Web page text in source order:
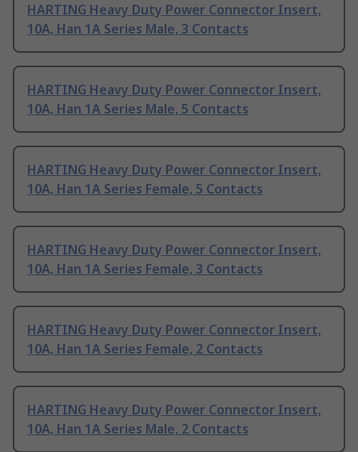
HARTING Heavy Duty Power Connector Insert,
10A, Han 1A Series Male, 3 Contacts
HARTING Heavy Duty Power Connector Insert,
10A, Han 1A Series Male, 5 Contacts
HARTING Heavy Duty Power Connector Insert,
10A, Han 1A Series Female, 5 Contacts
HARTING Heavy Duty Power Connector Insert,
10A, Han 1A Series Female, 3 Contacts
HARTING Heavy Duty Power Connector Insert,
10A, Han 1A Series Female, 2 Contacts
HARTING Heavy Duty Power Connector Insert,
10A, Han 1A Series Male, 2 Contacts